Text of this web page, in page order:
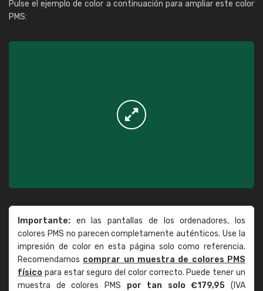
Pulse el ejemplo de color a continuación para ampliar este color
PMS:
Importante: en las pantallas de los ordenadores, los
colores PMS no parecen completamente auténticos. Use la
impresión de color en esta página solo como referencia.
Recomendamos comprar un muestra de colores PMS
físico para estar seguro del color correcto. Puede tener un
muestra de colores PMS por tan solo €179,95 (IVA